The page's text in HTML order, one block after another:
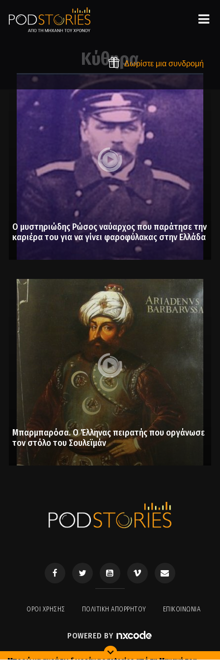
Δωρίστε μια συνδρομή
Κύθηρα
Ο μυστηριώδης Ρώσος ναύαρχος που παράτησε την
καριέρα του για να γίνει φαροφύλακας στην Ελλάδα
Μπαρμπαρόσα. Ο Έλληνας πειρατής που οργάνωσε
τον στόλο του Σουλεϊμάν
ΟΡΟΙ ΧΡΉΣΗΣ ΠΟΛΙΤΙΚΉ ΑΠΟΡΡΉΤΟΥ ΕΠΙΚΟΙΝΩΝΊΑ
POWERED BY